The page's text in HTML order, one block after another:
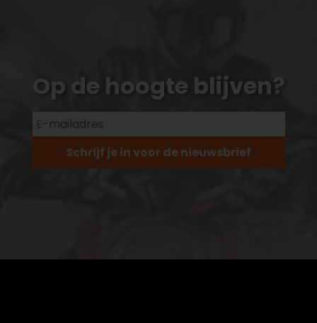
Op de hoogte blijven?
Schrijf je in voor de nieuwsbrief